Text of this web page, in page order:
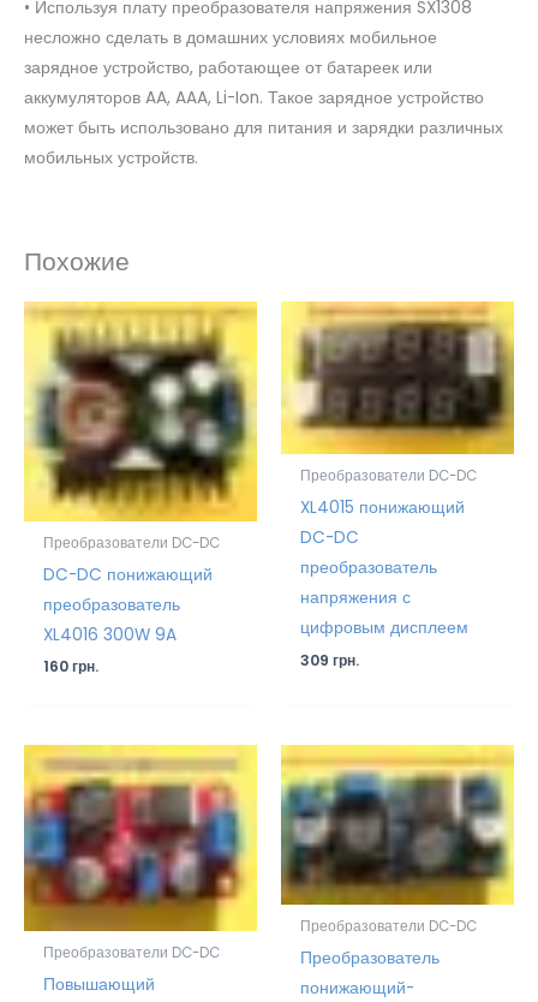
• Используя плату преобразователя напряжения SX1308
несложно сделать в домашних условиях мобильное
зарядное устройство, работающее от батареек или
аккумуляторов AA, AAA, Li-Ion. Такое зарядное устройство
может быть использовано для питания и зарядки различных
мобильных устройств.
Похожие
Преобразователи DC-DC
DC-DC понижающий
преобразователь
XL4016 300W 9A
160грн.
Преобразователи DC-DC
XL4015 понижающий
DC-DC
преобразователь
напряжения с
цифровым дисплеем
309грн.
Преобразователи DC-DC
Повышающий
Преобразователи DC-DC
Преобразователь
понижающий-